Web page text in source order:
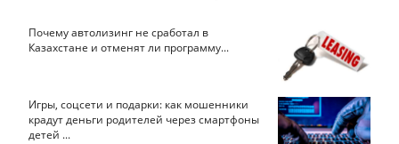
Почему автолизинг не сработал в
Казахстане и отменят ли программу...
Игры, соцсети и подарки: как мошенники
крадут деньги родителей через смартфоны
детей ...